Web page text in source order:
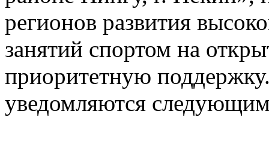
регионов развития
занятий спортом на
приоритетную
уведомляются